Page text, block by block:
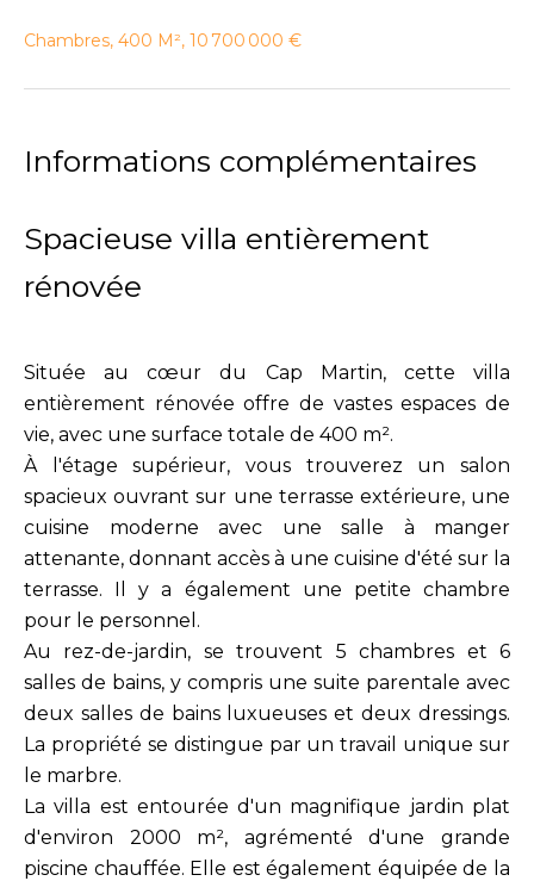
Chambres, 400 M², 10 700 000 €
Informations complémentaires
Spacieuse villa entièrement
rénovée
Située au cœur du Cap Martin, cette villa
entièrement rénovée offre de vastes espaces de
vie, avec une surface totale de 400 m².
À l'étage supérieur, vous trouverez un salon
spacieux ouvrant sur une terrasse extérieure, une
cuisine moderne avec une salle à manger
attenante, donnant accès à une cuisine d'été sur la
terrasse. Il y a également une petite chambre
pour le personnel.
Au rez-de-jardin, se trouvent 5 chambres et 6
salles de bains, y compris une suite parentale avec
deux salles de bains luxueuses et deux dressings.
La propriété se distingue par un travail unique sur
le marbre.
La villa est entourée d'un magnifique jardin plat
d'environ 2000 m², agrémenté d'une grande
piscine chauffée. Elle est également équipée de la